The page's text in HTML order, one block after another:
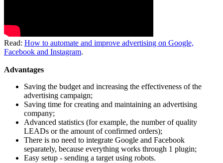
Read: How to automate and improve advertising on Google,
Facebook and Instagram.
Advantages
Saving the budget and increasing the effectiveness of the
advertising campaign;
Saving time for creating and maintaining an advertising
company;
Advanced statistics (for example, the number of quality
LEADs or the amount of confirmed orders);
There is no need to integrate Google and Facebook
separately, because everything works through 1 plugin;
Easy setup - sending a target using robots.